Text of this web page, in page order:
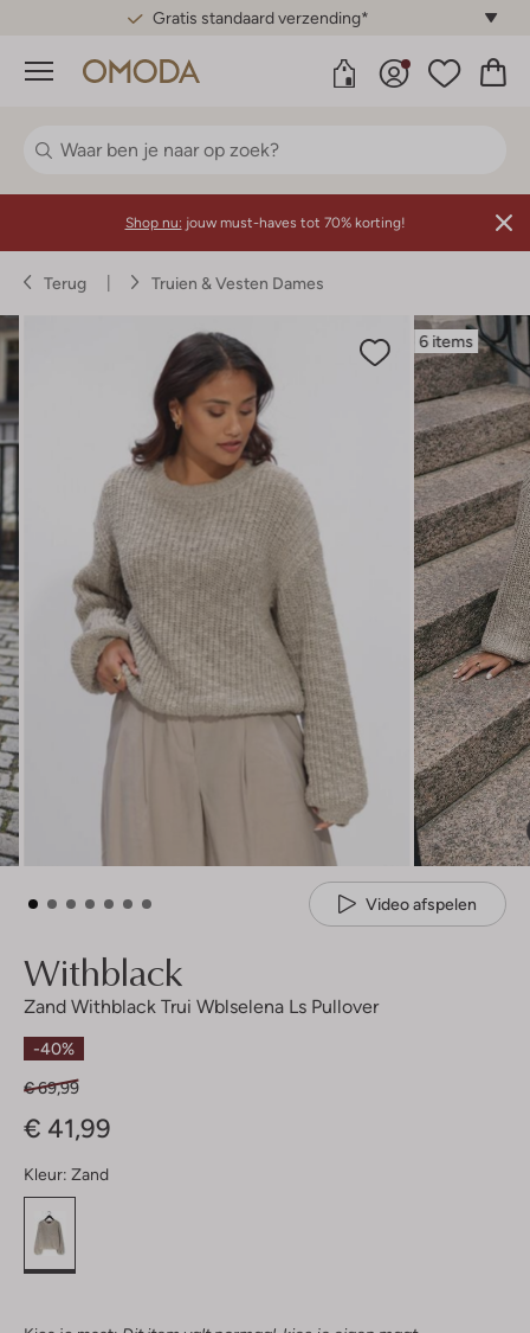
Gratis standaard verzending*
Menu
Shop nu: jouw must-haves tot 70% korting!
Terug Truien & Vesten Dames
6 items
Video afspelen
Withblack
Zand Withblack Trui Wblselena Ls Pullover
-40%
€ 69,99
€ 41,99
Kleur: Zand